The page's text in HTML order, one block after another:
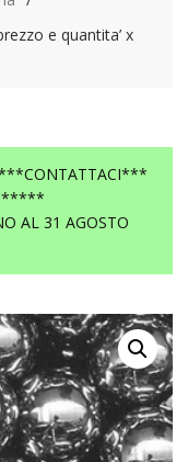
e quantita’ x
AL 31 AGOSTO